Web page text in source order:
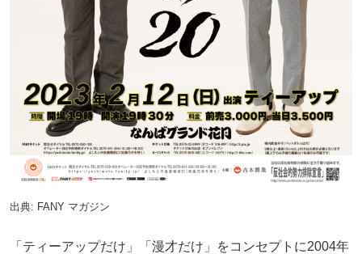
出典: FANY マガジン
「ティーアップだけ」「漫才だけ」をコンセプトに2004年